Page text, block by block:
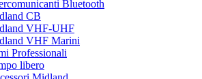
Bluetooth
CB
VHF-UHF
VHF Marini
Professionali
libero